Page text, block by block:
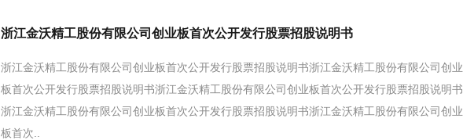
浙江金沃精工股份有限公司创业板首次公开发行股票招股说明书
浙江金沃精工股份有限公司创业板首次公开发行股票招股说明书浙江金沃精工股份有限公司创业
板首次公开发行股票招股说明书浙江金沃精工股份有限公司创业板首次公开发行股票招股说明书
浙江金沃精工股份有限公司创业板首次公开发行股票招股说明书浙江金沃精工股份有限公司创业
板首次..